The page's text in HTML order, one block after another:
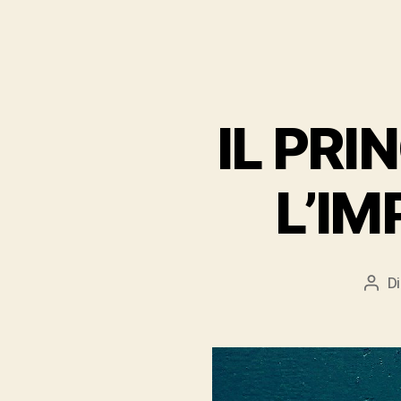
IL